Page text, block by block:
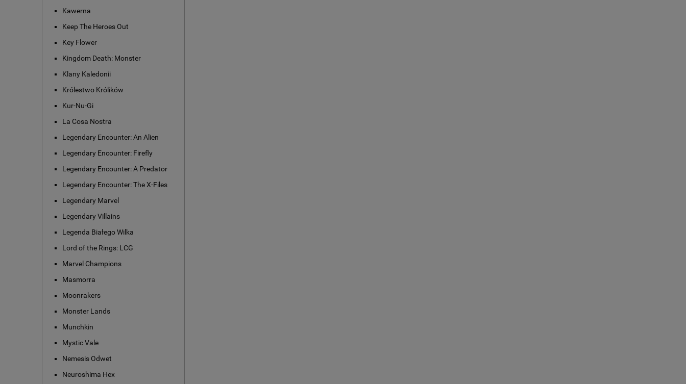
Kawerna
Keep The Heroes Out
Key Flower
Kingdom Death: Monster
Klany Kaledonii
Królestwo Królików
Kur-Nu-Gi
La Cosa Nostra
Legendary Encounter: An Alien
Legendary Encounter: Firefly
Legendary Encounter: A Predator
Legendary Encounter: The X-Files
Legendary Marvel
Legendary Villains
Legenda Białego Wilka
Lord of the Rings: LCG
Marvel Champions
Masmorra
Moonrakers
Monster Lands
Munchkin
Mystic Vale
Nemesis Odwet
Neuroshima Hex